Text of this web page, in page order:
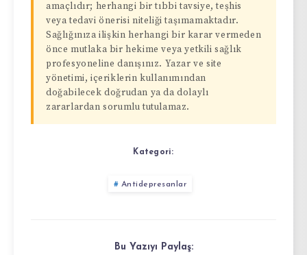
amaçlıdır; herhangi bir tıbbi tavsiye, teşhis
veya tedavi önerisi niteliği taşımamaktadır.
Sağlığınıza ilişkin herhangi bir karar vermeden
önce mutlaka bir hekime veya yetkili sağlık
profesyoneline danışınız. Yazar ve site
yönetimi, içeriklerin kullanımından
doğabilecek doğrudan ya da dolaylı
zararlardan sorumlu tutulamaz.
Kategori:
Antidepresanlar
Bu Yazıyı Paylaş: